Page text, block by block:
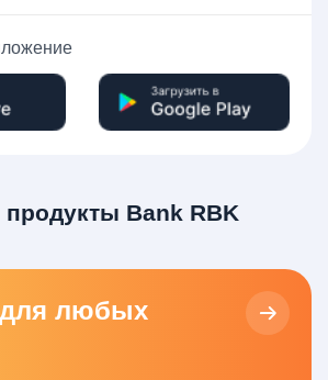
Bank RBK
любых